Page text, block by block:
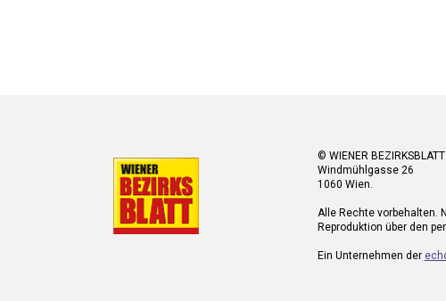
© WIENER
Windmühlgasse 26
1060 Wien.
Alle Rechte vorbehalten.
Reproduktion über den
Ein Unternehmen der